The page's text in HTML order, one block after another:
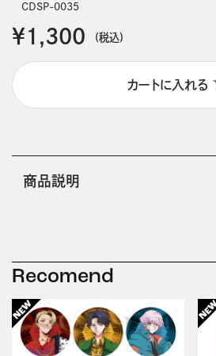
CDSP-0035
￥1,300 (税込)
カートに入れる
商品説明
Recomend